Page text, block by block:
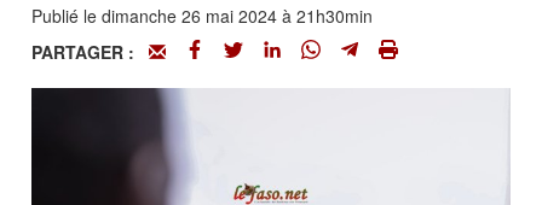
Publié le dimanche 26 mai 2024 à 21h30min
PARTAGER :